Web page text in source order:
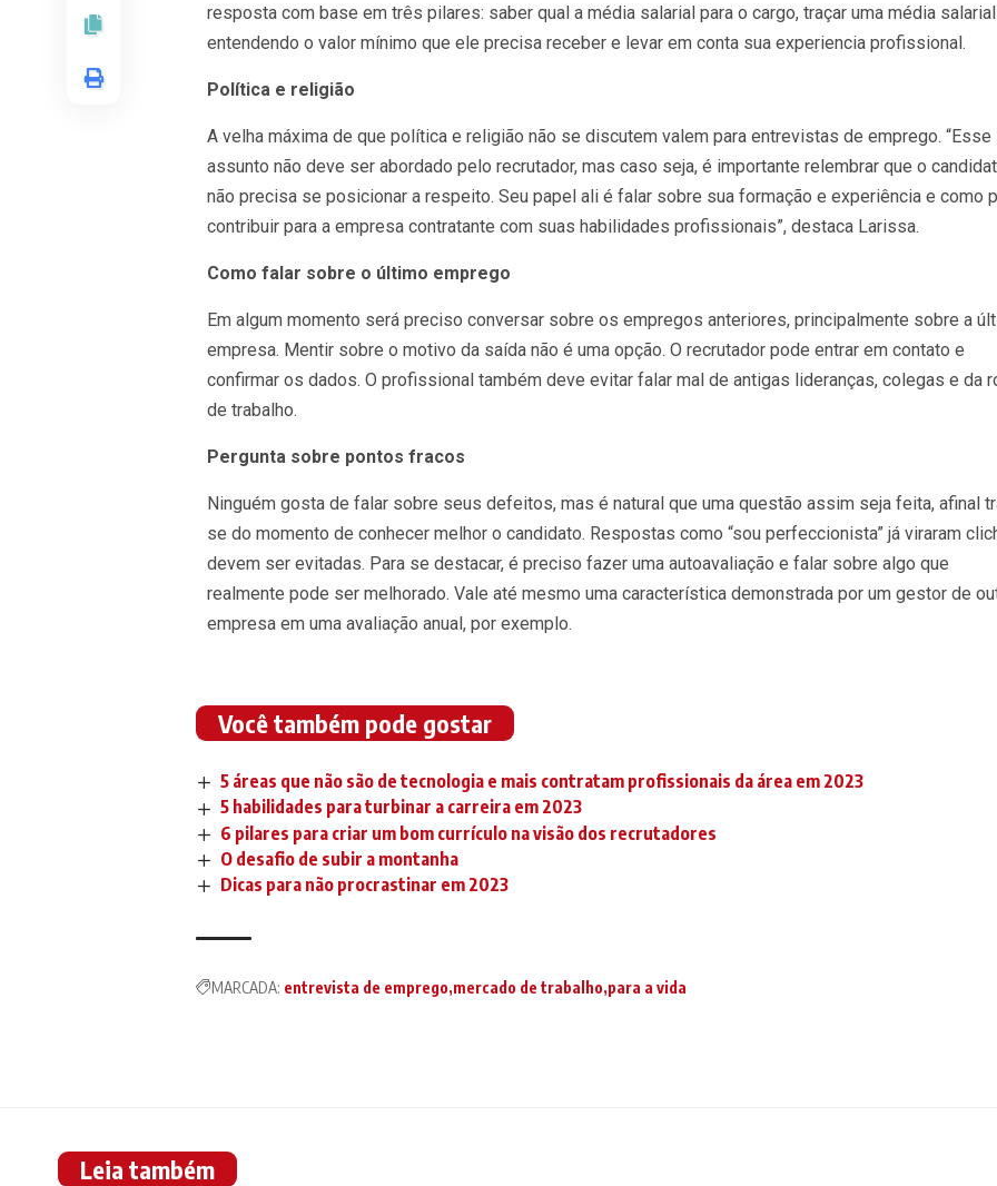
resposta com base em três pilares: saber qual a média salarial para o cargo, traçar uma média salarial
entendendo o valor mínimo que ele precisa receber e levar em conta sua experiencia profissional.
Política e religião
A velha máxima de que política e religião não se discutem valem para entrevistas de emprego. “Esse
assunto não deve ser abordado pelo recrutador, mas caso seja, é importante relembrar que o
não precisa se posicionar a respeito. Seu papel ali é falar sobre sua formação e experiência e como
contribuir para a empresa contratante com suas habilidades profissionais”, destaca Larissa.
Como falar sobre o último emprego
Em algum momento será preciso conversar sobre os empregos anteriores, principalmente sobre a
empresa. Mentir sobre o motivo da saída não é uma opção. O recrutador pode entrar em contato e
confirmar os dados. O profissional também deve evitar falar mal de antigas lideranças, colegas e da
de trabalho.
Pergunta sobre pontos fracos
Ninguém gosta de falar sobre seus defeitos, mas é natural que uma questão assim seja feita, afinal
se do momento de conhecer melhor o candidato. Respostas como “sou perfeccionista” já viraram
devem ser evitadas. Para se destacar, é preciso fazer uma autoavaliação e falar sobre algo que
realmente pode ser melhorado. Vale até mesmo uma característica demonstrada por um gestor de
empresa em uma avaliação anual, por exemplo.
Você também pode gostar
5 áreas que não são de tecnologia e mais contratam profissionais da área em 2023
5 habilidades para turbinar a carreira em 2023
6 pilares para criar um bom currículo na visão dos recrutadores
O desafio de subir a montanha
Dicas para não procrastinar em 2023
MARCADA: entrevista de emprego mercado de trabalho para a vida
Leia também